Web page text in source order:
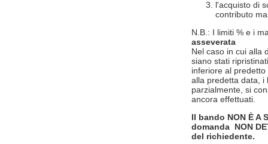
l'acquisto di
contributo
N.B.: I limiti % e i
asseverata
Nel caso in cui alla
siano stati
inferiore al
alla predetta data, i
parzialmente, si
ancora effettuati.
Il bando NON È A
domanda NON
del richiedente.